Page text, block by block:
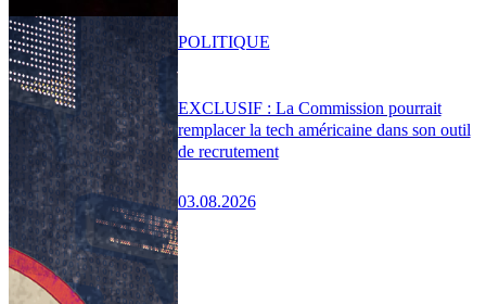
EXCLUSIF : La Commission pourrait
remplacer la tech américaine dans son outil
de recrutement
03.08.2026
POLITIQUE